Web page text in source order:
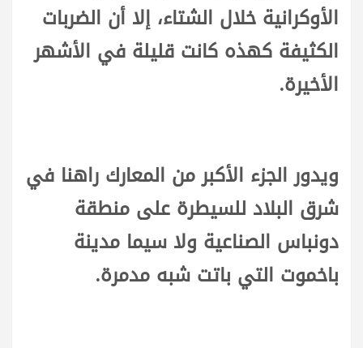
الأوكرانية خلال الشتاء، إلا أن الضربات
الكثيفة كهذه كانت قليلة في الأشهر
الأخيرة.
ويدور الجزء الأكبر من المعارك راهنا في
شرق البلاد للسيطرة على منطقة
دونباس الصناعية ولا سيما مدينة
باخموت التي باتت شبه مدمرة.